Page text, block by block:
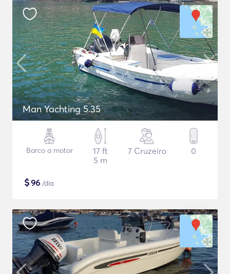
Man Yachting 5.35
Barco a motor
17 ft
5 m
7 Cruzeiro 0
$96 /dia